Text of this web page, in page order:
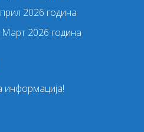
2026 година
2026 година
информација!